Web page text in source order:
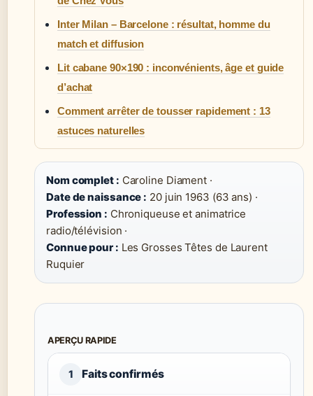
Inter Milan – Barcelone : résultat, homme du
match et diffusion
Lit cabane 90×190 : inconvénients, âge et guide
d’achat
Comment arrêter de tousser rapidement : 13
astuces naturelles
Nom complet : Caroline Diament ·
Date de naissance : 20 juin 1963 (63 ans) ·
Profession : Chroniqueuse et animatrice
radio/télévision ·
Connue pour : Les Grosses Têtes de Laurent
Ruquier
APERÇU RAPIDE
1 Faits confirmés